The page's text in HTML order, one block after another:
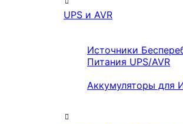
UPS и AVR
Источники
Питания UPS/AVR
Аккумуляторы для